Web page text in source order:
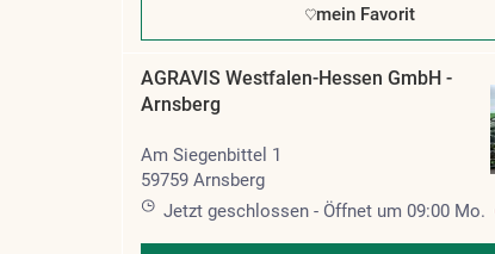
AGRAVIS Westfalen-Hessen GmbH -
Arnsberg
Am Siegenbittel 1
59759 Arnsberg
Jetzt geschlossen - Öffnet um 09:00 Mo.